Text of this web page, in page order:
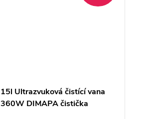
15l Ultrazvuková čistící vana
360W DIMAPA čistička